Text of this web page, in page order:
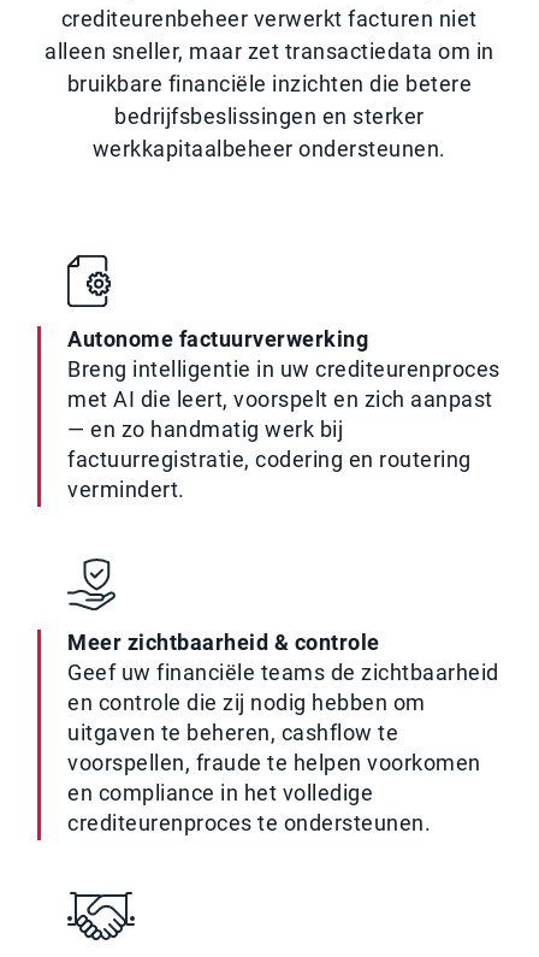
crediteurenbeheer verwerkt facturen niet
alleen sneller, maar zet transactiedata om in
bruikbare financiële inzichten die betere
bedrijfsbeslissingen en sterker
werkkapitaalbeheer ondersteunen.
Autonome factuurverwerking
Breng intelligentie in uw crediteurenproces
met AI die leert, voorspelt en zich aanpast
— en zo handmatig werk bij
factuurregistratie, codering en routering
vermindert.
Meer zichtbaarheid & controle
Geef uw financiële teams de zichtbaarheid
en controle die zij nodig hebben om
uitgaven te beheren, cashflow te
voorspellen, fraude te helpen voorkomen
en compliance in het volledige
crediteurenproces te ondersteunen.